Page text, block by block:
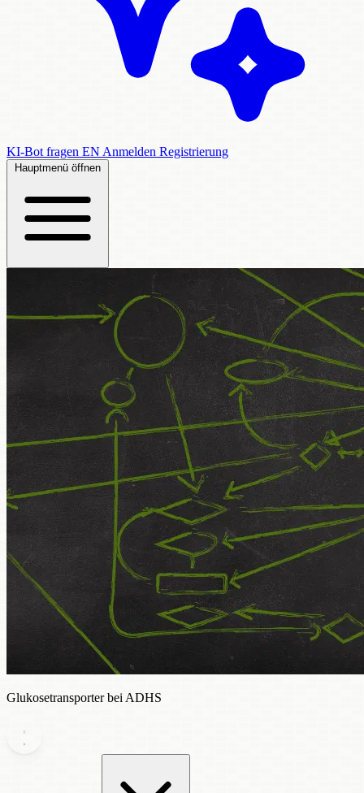
KI-Bot fragen EN Anmelden Registrierung
Hauptmenü öffnen
Glukosetransporter bei ADHS